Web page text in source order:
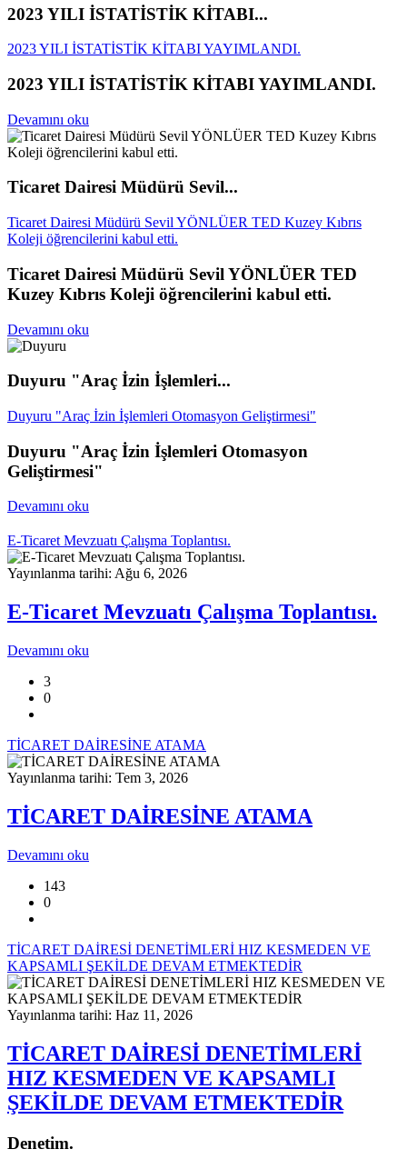
2023 YILI İSTATİSTİK KİTABI...
2023 YILI İSTATİSTİK KİTABI YAYIMLANDI.
2023 YILI İSTATİSTİK KİTABI YAYIMLANDI.
Devamını oku
Ticaret Dairesi Müdürü Sevil...
Ticaret Dairesi Müdürü Sevil YÖNLÜER TED Kuzey Kıbrıs
Koleji öğrencilerini kabul etti.
Ticaret Dairesi Müdürü Sevil YÖNLÜER TED
Kuzey Kıbrıs Koleji öğrencilerini kabul etti.
Devamını oku
Duyuru "Araç İzin İşlemleri...
Duyuru "Araç İzin İşlemleri Otomasyon Geliştirmesi"
Duyuru "Araç İzin İşlemleri Otomasyon
Geliştirmesi"
Devamını oku
E-Ticaret Mevzuatı Çalışma Toplantısı.
Yayınlanma tarihi: Ağu 6, 2026
E-Ticaret Mevzuatı Çalışma Toplantısı.
Devamını oku
3
0
TİCARET DAİRESİNE ATAMA
Yayınlanma tarihi: Tem 3, 2026
TİCARET DAİRESİNE ATAMA
Devamını oku
143
0
TİCARET DAİRESİ DENETİMLERİ HIZ KESMEDEN VE
KAPSAMLI ŞEKİLDE DEVAM ETMEKTEDİR
Yayınlanma tarihi: Haz 11, 2026
TİCARET DAİRESİ DENETİMLERİ
HIZ KESMEDEN VE KAPSAMLI
ŞEKİLDE DEVAM ETMEKTEDİR
Denetim.